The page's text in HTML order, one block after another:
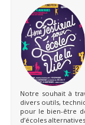
Notre souhait à
divers outils,
pour le bien-être
d’écoles alternatives